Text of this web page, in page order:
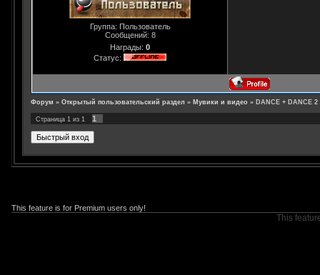
Группа: Пользователь
Сообщений: 8
Награды: 0
Статус:
Форум » Открытый пользовательский раздел » Мувики и видео » DANCE + DANCE 2
Страница 1 из 1 1
This feature is for Premium users only!
This